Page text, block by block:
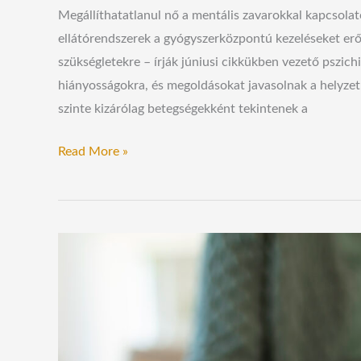
Megállíthatatlanul nő a mentális zavarokkal
ellátórendszerek a gyógyszerközpontú kezeléseket
szükségletekre – írják júniusi cikkükben vezető
hiányosságokra, és megoldásokat javasolnak a
szinte kizárólag betegségekként tekintenek a
Read More »